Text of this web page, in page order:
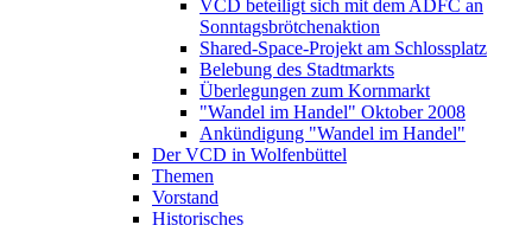
VCD beteiligt sich mit dem ADFC an
Sonntagsbrötchenaktion
Shared-Space-Projekt am Schlossplatz
Belebung des Stadtmarkts
Überlegungen zum Kornmarkt
"Wandel im Handel" Oktober 2008
Ankündigung "Wandel im Handel"
Der VCD in Wolfenbüttel
Themen
Vorstand
Historisches